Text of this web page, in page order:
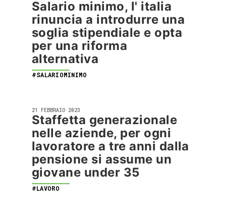
Salario minimo, l' italia
rinuncia a introdurre una
soglia stipendiale e opta
per una riforma
alternativa
#SALARIOMINIMO
21 FEBBRAIO 2023
Staffetta generazionale
nelle aziende, per ogni
lavoratore a tre anni dalla
pensione si assume un
giovane under 35
#LAVORO